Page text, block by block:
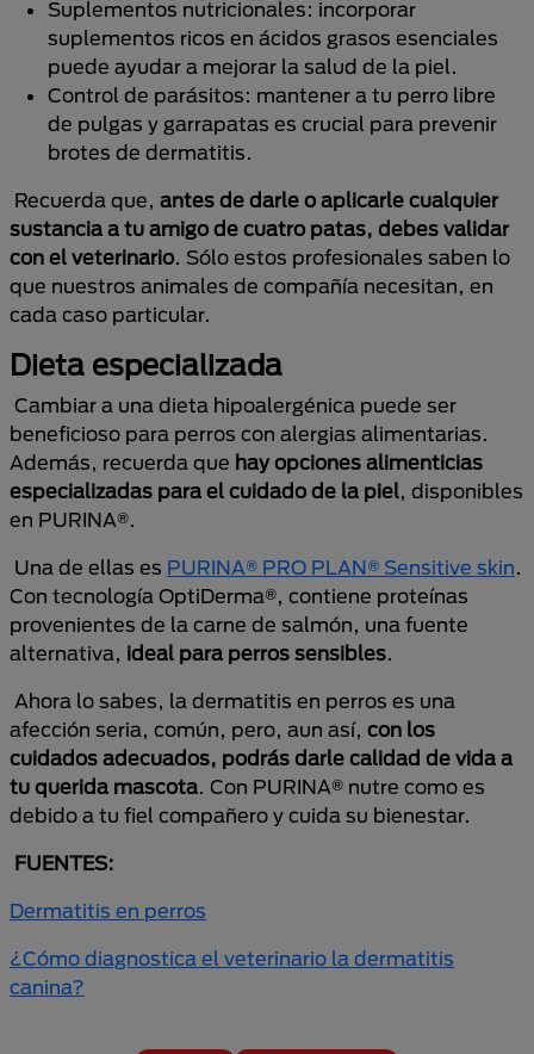
Suplementos nutricionales: incorporar
suplementos ricos en ácidos grasos esenciales
puede ayudar a mejorar la salud de la piel.
Control de parásitos: mantener a tu perro libre
de pulgas y garrapatas es crucial para prevenir
brotes de dermatitis.
Recuerda que, antes de darle o aplicarle cualquier
sustancia a tu amigo de cuatro patas, debes validar
con el veterinario. Sólo estos profesionales saben lo
que nuestros animales de compañía necesitan, en
cada caso particular.
Dieta especializada
Cambiar a una dieta hipoalergénica puede ser
beneficioso para perros con alergias alimentarias.
Además, recuerda que hay opciones alimenticias
especializadas para el cuidado de la piel, disponibles
en PURINA®.
Una de ellas es PURINA® PRO PLAN® Sensitive skin.
Con tecnología OptiDerma®, contiene proteínas
provenientes de la carne de salmón, una fuente
alternativa, ideal para perros sensibles.
Ahora lo sabes, la dermatitis en perros es una
afección seria, común, pero, aun así, con los
cuidados adecuados, podrás darle calidad de vida a
tu querida mascota. Con PURINA® nutre como es
debido a tu fiel compañero y cuida su bienestar.
FUENTES:
Dermatitis en perros
¿Cómo diagnostica el veterinario la dermatitis
canina?